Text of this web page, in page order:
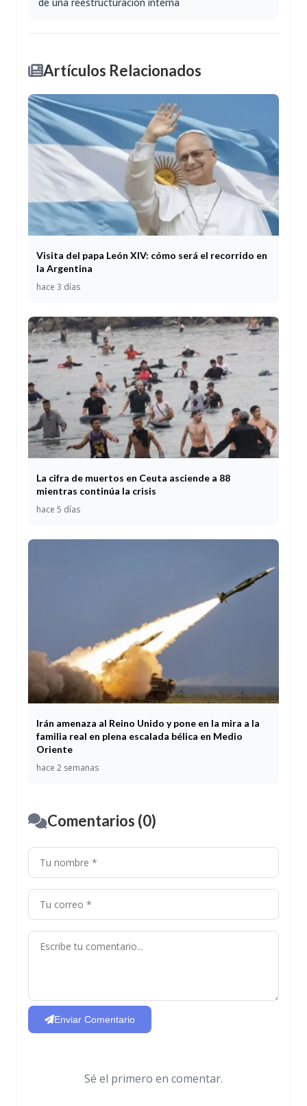
Artículos Relacionados
Visita del papa León XIV: cómo será el recorrido en
la Argentina
hace 3 días
La cifra de muertos en Ceuta asciende a 88
mientras continúa la crisis
hace 5 días
Irán amenaza al Reino Unido y pone en la mira a la
familia real en plena escalada bélica en Medio
Oriente
hace 2 semanas
Comentarios (0)
Enviar Comentario
Sé el primero en comentar.